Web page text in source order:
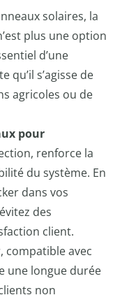
solaires, la
plus une option
d’une
qu’il s’agisse de
agricoles ou de
pour
renforce la
du système. En
dans vos
des
client.
compatible avec
une longue durée
non